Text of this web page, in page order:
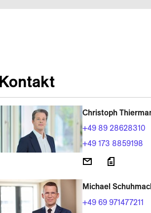
Kontakt
Christoph
+49 89 28628310
+49 173 8859198
Michael
+49 69 971477211